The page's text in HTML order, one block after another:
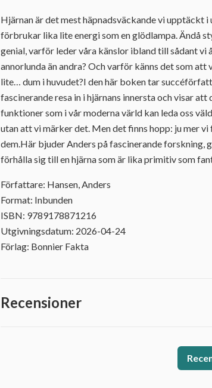
Hjärnan är det mest häpnadsväckande vi upptäckt
förbrukar lika lite energi som en glödlampa. Ändå
genial, varför leder våra känslor ibland till sådant vi
annorlunda än andra? Och varför känns det som
lite… dum i huvudet?I den här boken tar
fascinerande resa in i hjärnans innersta och visar
funktioner som i vår moderna värld kan leda oss
utan att vi märker det. Men det finns hopp: ju mer
dem.Här bjuder Anders på fascinerande forskning,
förhålla sig till en hjärna som är lika primitiv som
Författare: Hansen, Anders
Format: Inbunden
ISBN: 9789178871216
Utgivningsdatum: 2026-04-24
Förlag: Bonnier Fakta
Recensioner